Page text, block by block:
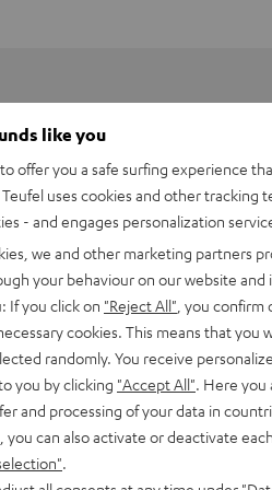
Sprecher- und
und
like you
offer you a safe surfing experience
uses cookies and other tracking
- and engages personalization
we and other marketing partners
your behaviour on our website
If you click on "Reject All" , you
cookies. This means that
randomly. You receive
you by clicking "Accept All" . Here
and processing of your data in
you can also activate or deactivate